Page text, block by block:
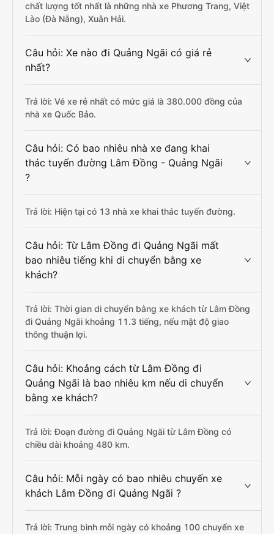
chất lượng tốt nhất là những nhà xe Phương Trang, Việt
Lào (Đà Nẵng), Xuân Hải.
Câu hỏi: Xe nào đi Quảng Ngãi có giá rẻ
nhất?
Trả lời: Vé xe rẻ nhất có mức giá là 380.000 đồng của
nhà xe Quốc Bảo.
Câu hỏi: Có bao nhiêu nhà xe đang khai
thác tuyến đường Lâm Đồng - Quảng Ngãi
?
Trả lời: Hiện tại có 13 nhà xe khai thác tuyến đường.
Câu hỏi: Từ Lâm Đồng đi Quảng Ngãi mất
bao nhiêu tiếng khi di chuyển bằng xe
khách?
Trả lời: Thời gian di chuyển bằng xe khách từ Lâm Đồng
đi Quảng Ngãi khoảng 11.3 tiếng, nếu mật độ giao
thông thuận lợi.
Câu hỏi: Khoảng cách từ Lâm Đồng đi
Quảng Ngãi là bao nhiêu km nếu di chuyển
bằng xe khách?
Trả lời: Đoạn đường đi Quảng Ngãi từ Lâm Đồng có
chiều dài khoảng 480 km.
Câu hỏi: Mỗi ngày có bao nhiêu chuyến xe
khách Lâm Đồng đi Quảng Ngãi ?
Trả lời: Trung bình mỗi ngày có khoảng 100 chuyến xe